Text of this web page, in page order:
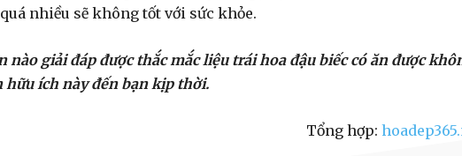
nhiều sẽ không tốt với sức khỏe.
nào giải đáp được thắc mắc liệu trái hoa đậu biếc có ăn được
ích này đến bạn kịp thời.
Tổng hợp: